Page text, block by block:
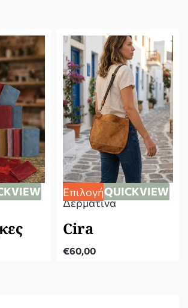
ΕπιλογήQUICKVIEW
Δερμάτινα
Cira
€60,00